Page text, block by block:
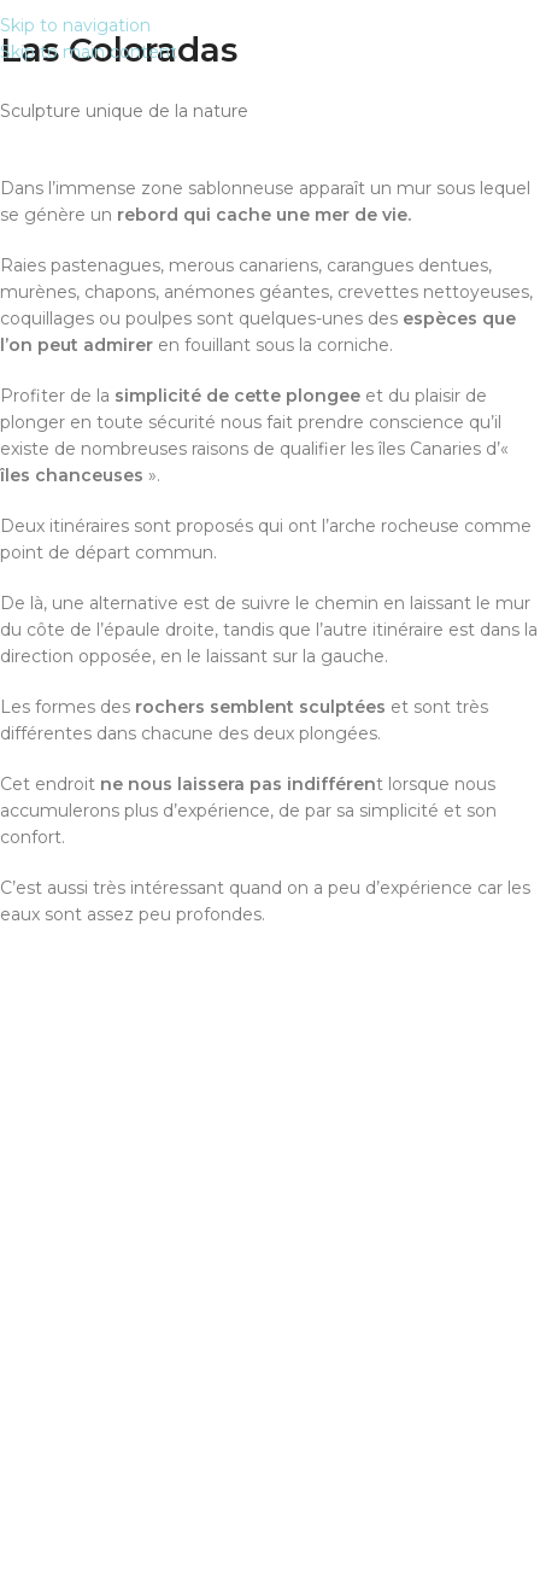
Skip to navigation
Skip to main content
Las Coloradas
Sculpture unique de la nature
Dans l’immense zone sablonneuse apparaît un mur sous lequel
se génère un rebord qui cache une mer de vie.
Raies pastenagues, merous canariens, carangues dentues,
murènes, chapons, anémones géantes, crevettes nettoyeuses,
coquillages ou poulpes sont quelques-unes des espèces que
l’on peut admirer en fouillant sous la corniche.
Profiter de la simplicité de cette plongee et du plaisir de
plonger en toute sécurité nous fait prendre conscience qu’il
existe de nombreuses raisons de qualifier les îles Canaries d’«
îles chanceuses ».
Deux itinéraires sont proposés qui ont l’arche rocheuse comme
point de départ commun.
De là, une alternative est de suivre le chemin en laissant le mur
du côte de l’épaule droite, tandis que l’autre itinéraire est dans la
direction opposée, en le laissant sur la gauche.
Les formes des rochers semblent sculptées et sont très
différentes dans chacune des deux plongées.
Cet endroit ne nous laissera pas indifférent lorsque nous
accumulerons plus d’expérience, de par sa simplicité et son
confort.
C’est aussi très intéressant quand on a peu d’expérience car les
eaux sont assez peu profondes.